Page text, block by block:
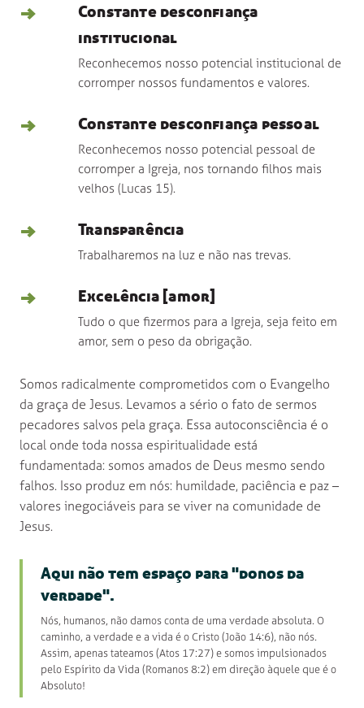
→
Constante desconfiança
institucional
Reconhecemos nosso potencial institucional de
corromper nossos fundamentos e valores.
→ Constante desconfiança pessoal
Reconhecemos nosso potencial pessoal de
corromper a Igreja, nos tornando filhos mais
velhos (Lucas 15).
→ Transparência
Trabalharemos na luz e não nas trevas.
→ Excelência [amor]
Tudo o que fizermos para a Igreja, seja feito em
amor, sem o peso da obrigação.
Somos radicalmente comprometidos com o Evangelho
da graça de Jesus. Levamos a sério o fato de sermos
pecadores salvos pela graça. Essa autoconsciência é o
local onde toda nossa espiritualidade está
fundamentada: somos amados de Deus mesmo sendo
falhos. Isso produz em nós: humildade, paciência e paz –
valores inegociáveis para se viver na comunidade de
Jesus.
Aqui não tem espaço para "donos da
verdade".
Nós, humanos, não damos conta de uma verdade absoluta. O
caminho, a verdade e a vida é o Cristo (João 14:6), não nós.
Assim, apenas tateamos (Atos 17:27) e somos impulsionados
pelo Espírito da Vida (Romanos 8:2) em direção àquele que é o
Absoluto!